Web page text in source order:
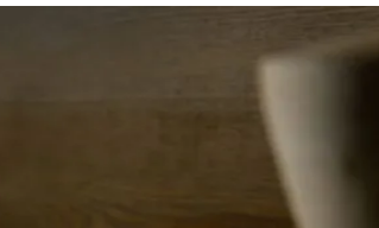
Jardim GrazielaJardim IracemaJardim Itaquiti
SilveiraTamboré